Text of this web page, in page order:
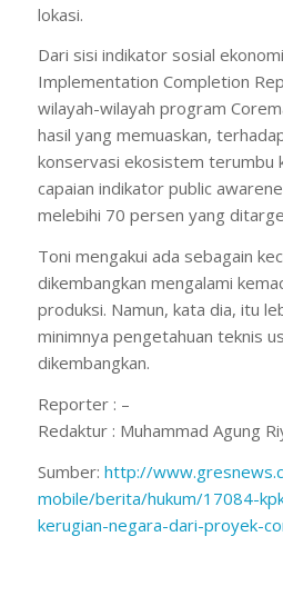
lokasi.
Dari sisi indikator sosial
Implementation Completion
wilayah-wilayah program
hasil yang memuaskan,
konservasi ekosistem terumbu
capaian indikator public
melebihi 70 persen yang
Toni mengakui ada sebagain
dikembangkan mengalami
produksi. Namun, kata dia, itu
minimnya pengetahuan teknis
dikembangkan.
Reporter : –
Redaktur : Muhammad Agung
Sumber: http://
mobile/berita/hukum/17084-
kerugian-negara-dari-proyek-